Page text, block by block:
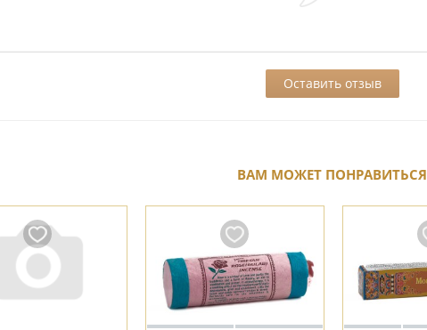
ВАМ МОЖЕТ ПОНРАВИТЬСЯ